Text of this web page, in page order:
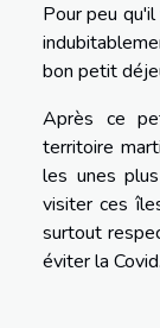
Pour peu
bon petit
Après ce
territoire
les unes
visiter ces
surtout
éviter la Covid.